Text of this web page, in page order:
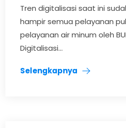
Tren digitalisasi saat ini
hampir semua pelayanan
pelayanan air minum oleh
Digitalisasi...
Selengkapnya